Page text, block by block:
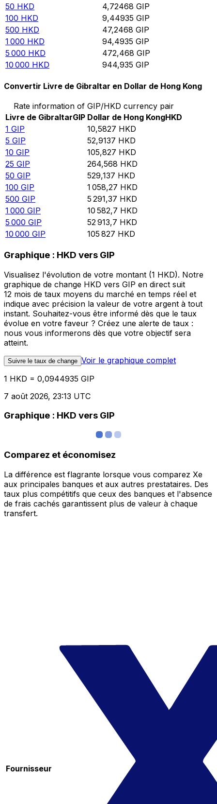
50 HKD 4,72468 GIP
100 HKD 9,44935 GIP
500 HKD 47,2468 GIP
1 000 HKD 94,4935 GIP
5 000 HKD 472,468 GIP
10 000 HKD 944,935 GIP
Convertir Livre de Gibraltar en Dollar de Hong Kong
Rate information of GIP/HKD currency pair
Livre de GibraltarGIP Dollar de Hong KongHKD
1 GIP 10,5827 HKD
5 GIP 52,9137 HKD
10 GIP 105,827 HKD
25 GIP 264,568 HKD
50 GIP 529,137 HKD
100 GIP 1 058,27 HKD
500 GIP 5 291,37 HKD
1 000 GIP 10 582,7 HKD
5 000 GIP 52 913,7 HKD
10 000 GIP 105 827 HKD
Graphique : HKD vers GIP
Visualisez l'évolution de votre montant (1 HKD). Notre
graphique de change HKD vers GIP en direct suit
12 mois de taux moyens du marché en temps réel et
indique avec précision la valeur de votre argent à tout
instant. Souhaitez-vous être informé dès que le taux
évolue en votre faveur ? Créez une alerte de taux :
nous vous informerons dès que votre objectif sera
atteint.
Suivre le taux de change Voir le graphique complet
1 HKD = 0,0944935 GIP
7 août 2026, 23:13 UTC
Graphique : HKD vers GIP
Comparez et économisez
La différence est flagrante lorsque vous comparez Xe
aux principales banques et aux autres prestataires. Des
taux plus compétitifs que ceux des banques et l'absence
de frais cachés garantissent plus de valeur à chaque
transfert.
Fournisseur